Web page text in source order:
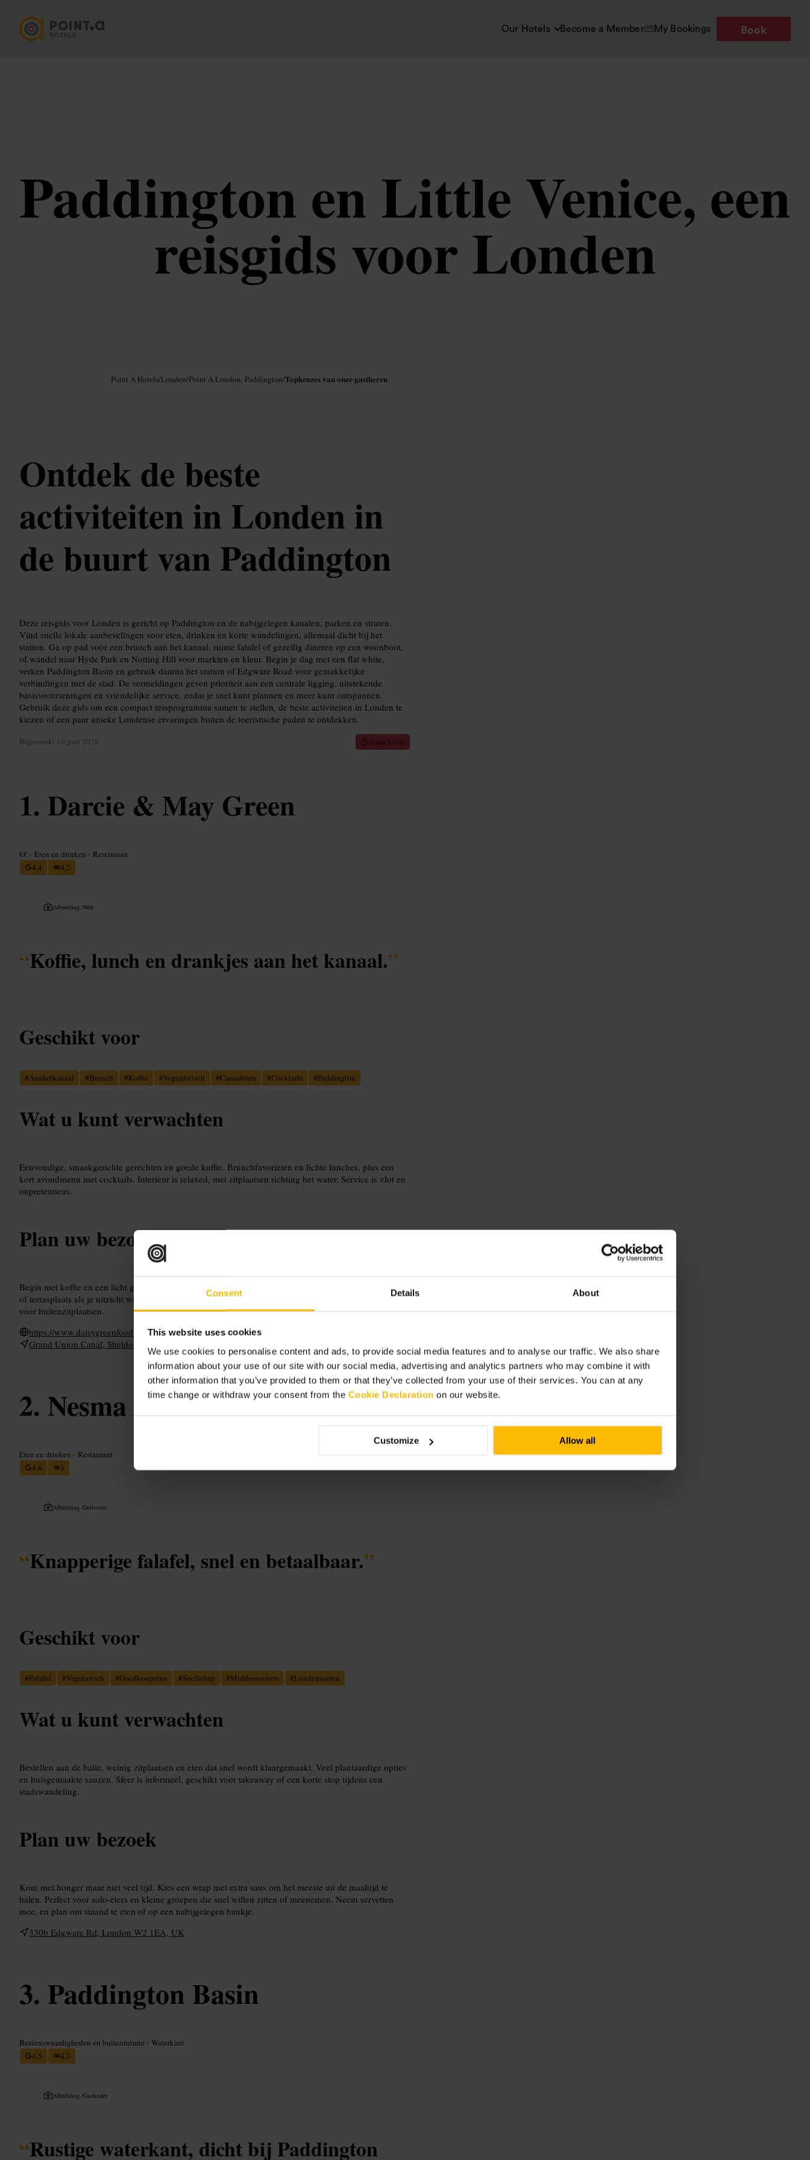
Consent Details About
This website uses cookies
We use cookies to personalise content and ads, to provide social media features and to analyse our traffic. We also share
information about your use of our site with our social media, advertising and analytics partners who may combine it with
other information that you’ve provided to them or that they’ve collected from your use of their services. You can at any
time change or withdraw your consent from the Cookie Declaration on our website.
Customize Allow all
Our Hotels Become a Member My Bookings Book
Paddington en Little Venice, een
reisgids voor Londen
Point A Hotels/Londen/Point A London, Paddington/Topkeuzes van onze gastheren
Ontdek de beste
activiteiten in Londen in
de buurt van Paddington
Deze reisgids voor Londen is gericht op Paddington en de nabijgelegen kanalen, parken en straten.
Vind snelle lokale aanbevelingen voor eten, drinken en korte wandelingen, allemaal dicht bij het
station. Ga op pad voor een brunch aan het kanaal, ruime falafel of gezellig dineren op een woonboot,
of wandel naar Hyde Park en Notting Hill voor markten en kleur. Begin je dag met een flat white,
verken Paddington Basin en gebruik daarna het station of Edgware Road voor gemakkelijke
verbindingen met de stad. De vermeldingen geven prioriteit aan een centrale ligging, uitstekende
basisvoorzieningen en vriendelijke service, zodat je snel kunt plannen en meer kunt ontspannen.
Gebruik deze gids om een compact reisprogramma samen te stellen, de beste activiteiten in Londen te
kiezen of een paar unieke Londense ervaringen buiten de toeristische paden te ontdekken.
Bijgewerkt 10 juni 2026 15 min leestijd
Darcie & May Green
€€ • Eten en drinken • Restaurant
4,4
4,2
Afbeelding /Web
“Koffie, lunch en drankjes aan het kanaal.”
Geschikt voor
#Aanhetkanaal #Brunch #Koffie #Veganistisch #Casualeten #Cocktails #Paddington
Wat u kunt verwachten
Eenvoudige, smaakgerichte gerechten en goede koffie. Brunchfavorieten en lichte lunches, plus een
kort avondmenu met cocktails. Interieur is relaxed, met zitplaatsen richting het water. Service is vlot en
onpretentieus.
Plan uw bezoek
Begin met koffie en een licht gerecht, en loop daarna langs de kade. Vraag bij reservering om een raam-
of terrasplaats als je uitzicht wilt. Kom met een groep, dan is reserveren aan te raden. Neem een jas mee
voor buitenzitplaatsen.
https://www.daisygreenfood.com/location-darcie-may
Grand Union Canal, Sheldon Square, Central W2 6DS, UK
Nesma Falafel
Eten en drinken • Restaurant
4,6
3
Afbeelding /Deliveroo
“Knapperige falafel, snel en betaalbaar.”
Geschikt voor
#Falafel #Vegetarisch #Goedkoopeten #Snellehap #Middenoosters #Londenseeten
Wat u kunt verwachten
Bestellen aan de balie, weinig zitplaatsen en eten dat snel wordt klaargemaakt. Veel plantaardige opties
en huisgemaakte sauzen. Sfeer is informeel, geschikt voor takeaway of een korte stop tijdens een
stadswandeling.
Plan uw bezoek
Kom met honger maar niet veel tijd. Kies een wrap met extra saus om het meeste uit de maaltijd te
halen. Perfect voor solo-eters en kleine groepen die snel willen zitten of meenemen. Neem servetten
mee, en plan om staand te eten of op een nabijgelegen bankje.
330b Edgware Rd, London W2 1EA, UK
Paddington Basin
Bezienswaardigheden en buitenruimte • Waterkant
4,5
4,3
Afbeelding /Gasholder
“Rustige waterkant, dicht bij Paddington